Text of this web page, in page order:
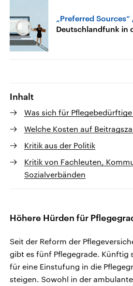
„Preferred Sources“
Deutschlandfunk in
Inhalt
Was sich für
Welche Kosten auf
Kritik aus der Politik
Kritik von Fachleuten,
Sozialverbänden
Höhere Hürden für
Seit der Reform der
gibt es fünf Pflegegrade. Künftig
für eine Einstufung in die
steigen. Sowohl in der